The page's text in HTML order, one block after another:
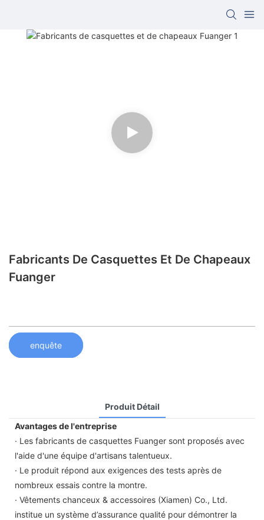
Fabricants De Casquettes Et De Chapeaux
Fuanger
enquête
Produit Détail
Avantages de l'entreprise
· Les fabricants de casquettes Fuanger sont proposés avec
l'aide d'une équipe d'artisans talentueux.
· Le produit répond aux exigences des tests après de
nombreux essais contre la montre.
· Vêtements chanceux & accessoires (Xiamen) Co., Ltd.
institue un système d’assurance qualité pour démontrer la